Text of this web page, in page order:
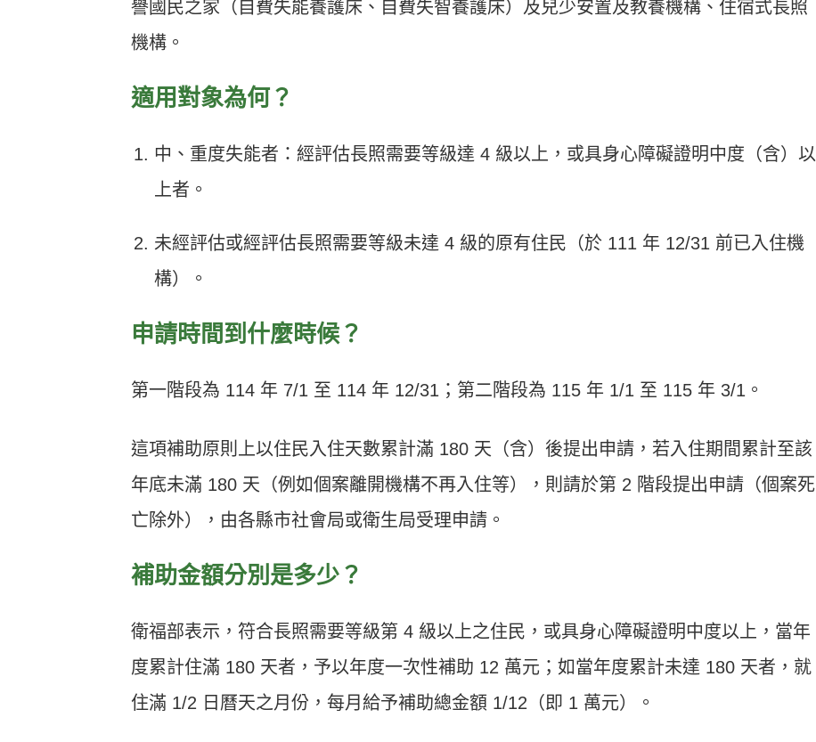
譽國民之家（自費失能養護床、自費失智養護床）及兒少安置及教養機構、住宿式長照
機構。
適用對象為何？
中、重度失能者：經評估長照需要等級達 4 級以上，或具身心障礙證明中度（含）以
上者。
未經評估或經評估長照需要等級未達 4 級的原有住民（於 111 年 12/31 前已入住機
構）。
申請時間到什麼時候？
第一階段為 114 年 7/1 至 114 年 12/31；第二階段為 115 年 1/1 至 115 年 3/1。
這項補助原則上以住民入住天數累計滿 180 天（含）後提出申請，若入住期間累計至該
年底未滿 180 天（例如個案離開機構不再入住等），則請於第 2 階段提出申請（個案死
亡除外），由各縣市社會局或衛生局受理申請。
補助金額分別是多少？
衛福部表示，符合長照需要等級第 4 級以上之住民，或具身心障礙證明中度以上，當年
度累計住滿 180 天者，予以年度一次性補助 12 萬元；如當年度累計未達 180 天者，就
住滿 1/2 日曆天之月份，每月給予補助總金額 1/12（即 1 萬元）。